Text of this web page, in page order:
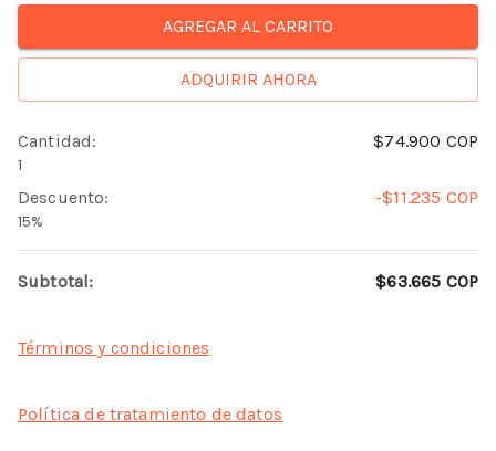
AGREGAR AL CARRITO
ADQUIRIR AHORA
Cantidad:
1
$74.900 COP
Descuento:
15%
-$11.235 COP
Subtotal: $63.665 COP
Términos y condiciones
Política de tratamiento de datos